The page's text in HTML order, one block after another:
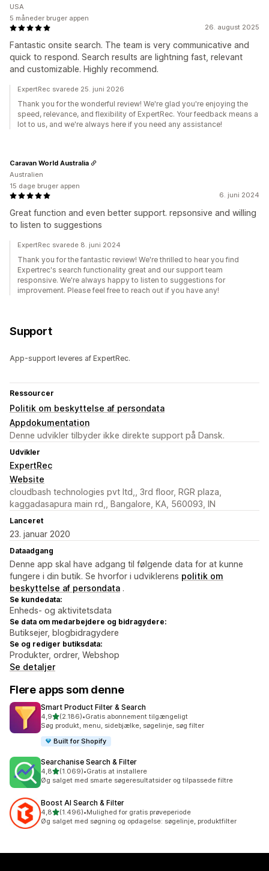
26. august 2025
Fantastic onsite search. The team is very communicative and
quick to respond. Search results are lightning fast, relevant
and customizable. Highly recommend.
USA
5 måneder bruger appen
ExpertRec svarede 25. juni 2026
Thank you for the wonderful review! We're glad you're enjoying the
speed, relevance, and flexibility of ExpertRec. Your feedback means a
lot to us, and we're always here if you need any assistance!
6. juni 2024
Great function and even better support. repsonsive and willing
to listen to suggestions
Caravan World Australia
Australien
15 dage bruger appen
ExpertRec svarede 8. juni 2024
Thank you for the fantastic review! We're thrilled to hear you find
Expertrec's search functionality great and our support team
responsive. We're always happy to listen to suggestions for
improvement. Please feel free to reach out if you have any!
Support
App-support leveres af ExpertRec.
Ressourcer
Politik om beskyttelse af persondata
Appdokumentation
Denne udvikler tilbyder ikke direkte support på Dansk.
Udvikler
ExpertRec
Website
cloudbash technologies pvt ltd,, 3rd floor, RGR plaza,
kaggadasapura main rd,, Bangalore, KA, 560093, IN
Lanceret
23. januar 2020
Dataadgang
Denne app skal have adgang til følgende data for at kunne
fungere i din butik. Se hvorfor i udviklerens politik om
beskyttelse af persondata .
Se kundedata:
Enheds- og aktivitetsdata
Se data om medarbejdere og bidragydere:
Butiksejer, blogbidragydere
Se og rediger butiksdata:
Produkter, ordrer, Webshop
Se detaljer
Flere apps som denne
Smart Product Filter & Search
4,9ud af 5 stjerner
(2.186)
2186 anmeldelser i alt
•Gratis abonnement tilgængeligt
Søg produkt, menu, sidebjælke, søgelinje, søg filter
Built for Shopify
Searchanise Search & Filter
4,8ud af 5 stjerner
(1.069)
1069 anmeldelser i alt
•Gratis at installere
Øg salget med smarte søgeresultatsider og tilpassede filtre
Boost AI Search & Filter
4,8ud af 5 stjerner
(1.496)
1496 anmeldelser i alt
•Mulighed for gratis prøveperiode
Øg salget med søgning og opdagelse: søgelinje, produktfilter